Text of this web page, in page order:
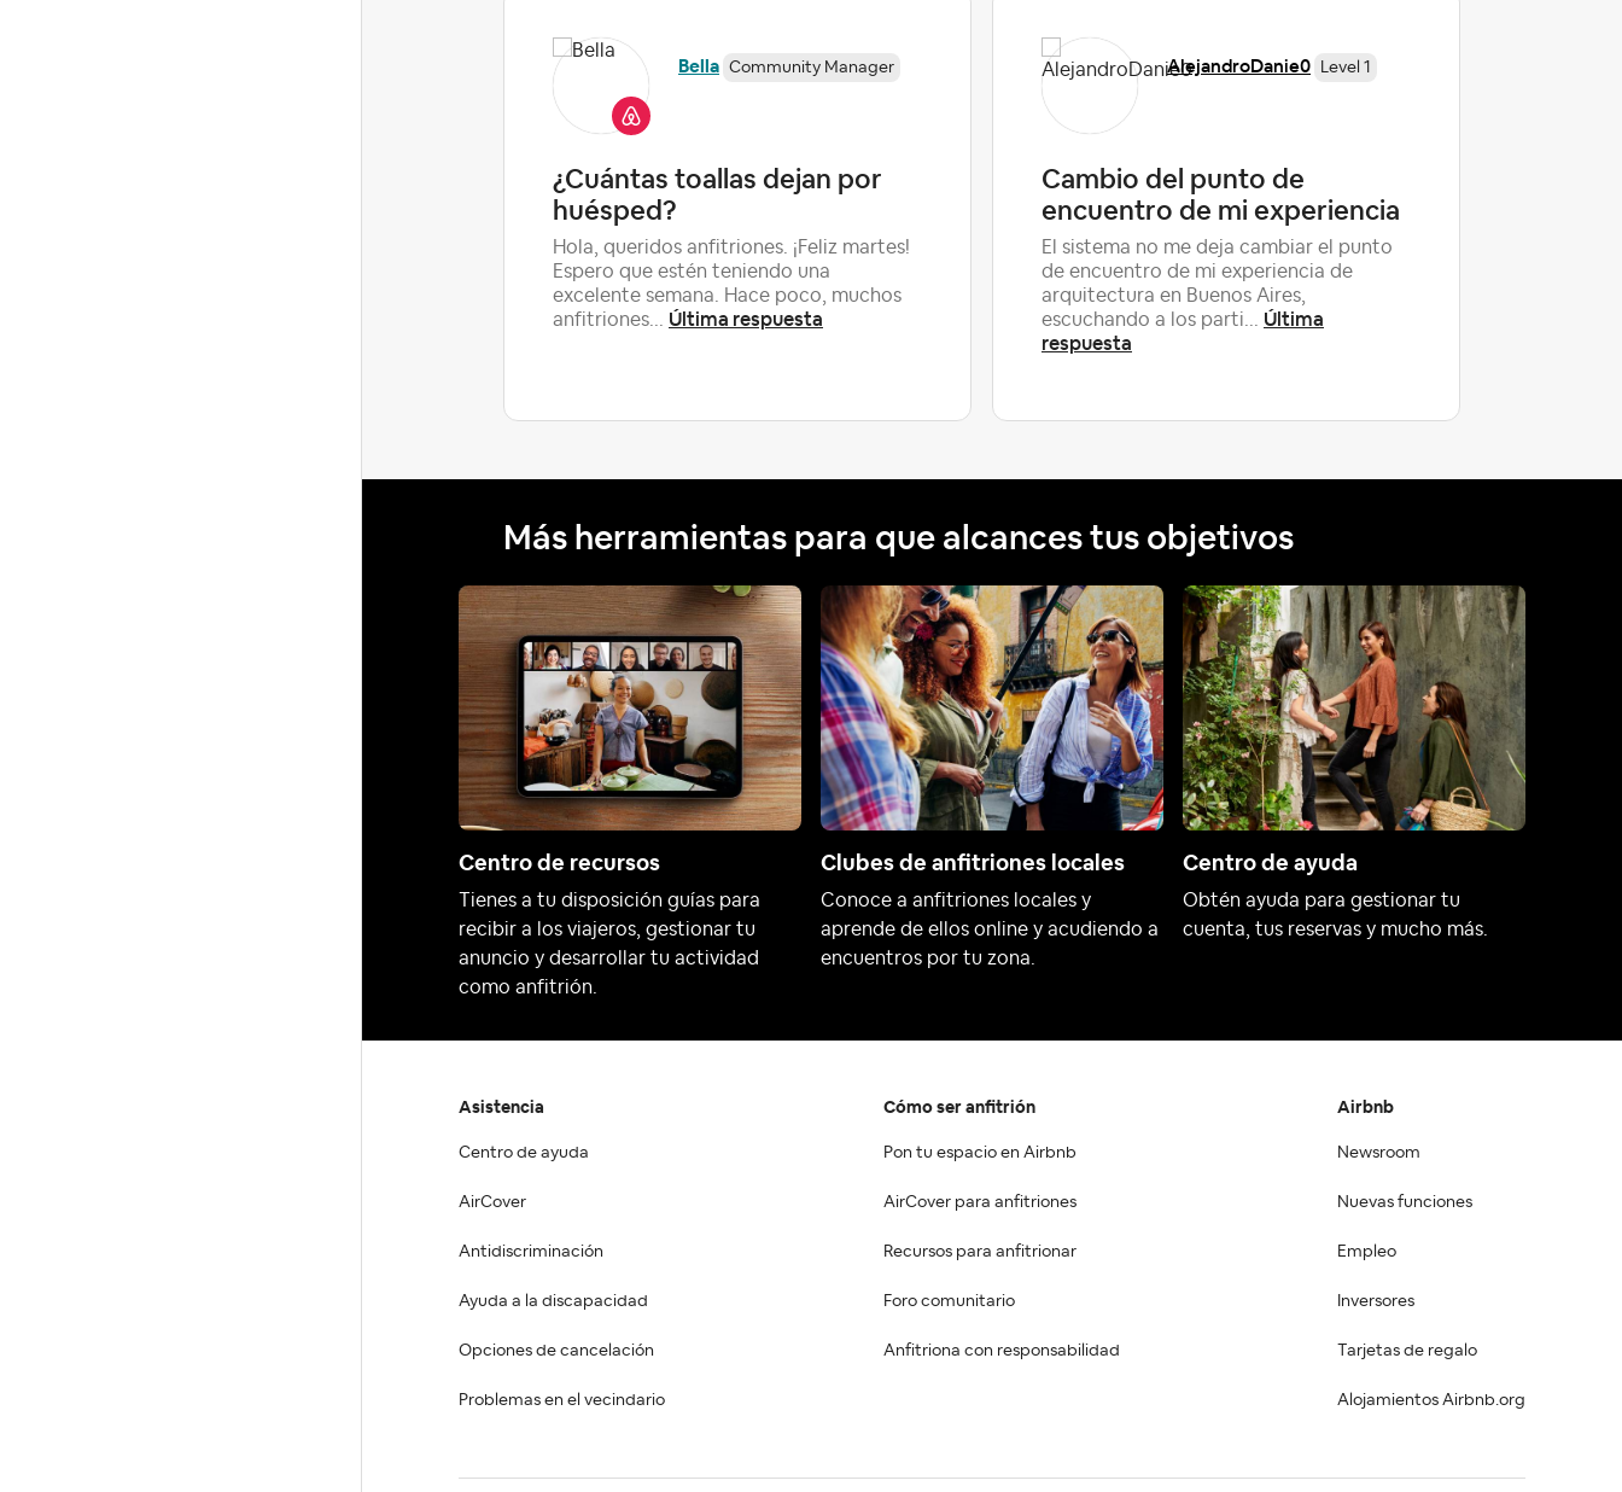
Bella Community Manager
¿Cuántas toallas dejan por
huésped?
Hola, queridos anfitriones. ¡Feliz martes!
Espero que estén teniendo una
excelente semana. Hace poco, muchos
anfitriones... Última respuesta
AlejandroDanie0 Level 1
Cambio del punto de
encuentro de mi experiencia
El sistema no me deja cambiar el punto
de encuentro de mi experiencia de
arquitectura en Buenos Aires,
escuchando a los parti... Última
respuesta
Más herramientas para que alcances tus objetivos
Centro de recursos
Tienes a tu disposición guías para
recibir a los viajeros, gestionar tu
anuncio y desarrollar tu actividad
como anfitrión.
Clubes de anfitriones locales
Conoce a anfitriones locales y
aprende de ellos online y acudiendo a
encuentros por tu zona.
Centro de ayuda
Obtén ayuda para gestionar tu
cuenta, tus reservas y mucho más.
Asistencia
Centro de ayuda
AirCover
Antidiscriminación
Ayuda a la discapacidad
Opciones de cancelación
Problemas en el vecindario
Cómo ser anfitrión
Pon tu espacio en Airbnb
AirCover para anfitriones
Recursos para anfitrionar
Foro comunitario
Anfitriona con responsabilidad
Airbnb
Newsroom
Nuevas funciones
Empleo
Inversores
Tarjetas de regalo
Alojamientos Airbnb.org